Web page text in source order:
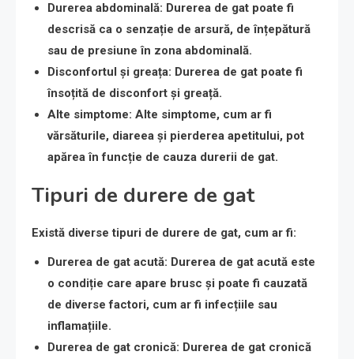
Durerea abdominală: Durerea de gat poate fi
descrisă ca o senzație de arsură, de înțepătură
sau de presiune în zona abdominală.
Disconfortul și greața: Durerea de gat poate fi
însoțită de disconfort și greață.
Alte simptome: Alte simptome, cum ar fi
vărsăturile, diareea și pierderea apetitului, pot
apărea în funcție de cauza durerii de gat.
Tipuri de durere de gat
Există diverse tipuri de durere de gat, cum ar fi:
Durerea de gat acută: Durerea de gat acută este
o condiție care apare brusc și poate fi cauzată
de diverse factori, cum ar fi infecțiile sau
inflamațiile.
Durerea de gat cronică: Durerea de gat cronică